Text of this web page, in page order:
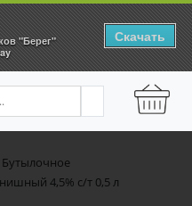
Бутылочное
4,5% с/т 0,5 л
"Берег"
Скачать